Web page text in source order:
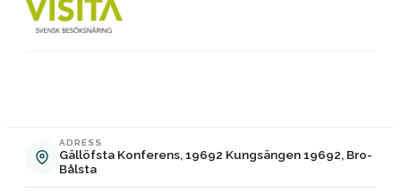
ADRESS
Gällöfsta Konferens, 19692 Kungsängen 19692, Bro-
Bålsta